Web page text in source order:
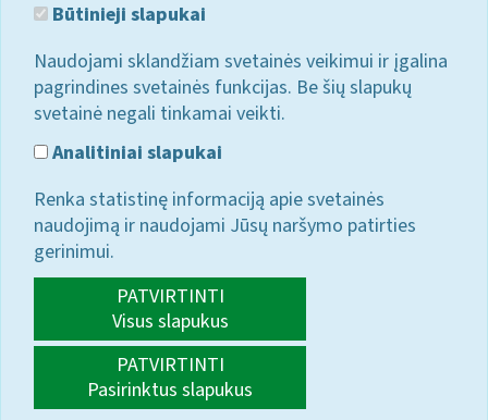
Būtinieji slapukai
Naudojami sklandžiam svetainės veikimui ir įgalina
pagrindines svetainės funkcijas. Be šių slapukų
svetainė negali tinkamai veikti.
Analitiniai slapukai
Renka statistinę informaciją apie svetainės
naudojimą ir naudojami Jūsų naršymo patirties
gerinimui.
PATVIRTINTI
Visus slapukus
PATVIRTINTI
Pasirinktus slapukus